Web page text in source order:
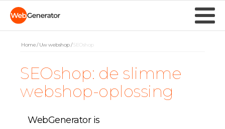
Home/ Uw webshop/ SEOshop
SEOshop: de slimme
webshop-oplossing
WebGenerator is